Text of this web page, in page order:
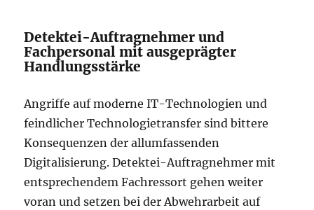
Detektei-Auftragnehmer und
Fachpersonal mit ausgeprägter
Handlungsstärke
Angriffe auf moderne IT-Technologien und
feindlicher Technologietransfer sind bittere
Konsequenzen der allumfassenden
Digitalisierung. Detektei-Auftragnehmer mit
entsprechendem Fachressort gehen weiter
voran und setzen bei der Abwehrarbeit auf